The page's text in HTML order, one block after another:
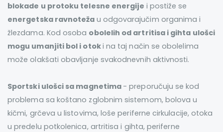
blokade u protoku telesne energije i postiže se
energetska ravnoteža u odgovarajučim organima i
žlezdama. Kod osoba obolelih od artritisa i gihta ulošci
mogu umanjiti bol i otoki na taj način se obolelima
može olakšati obavljanje svakodnevnih aktivnosti.
Sportski ulošci sa magnetima - preporučuju se kod
problema sa koštano zglobnim sistemom, bolova u
kičmi, grčeva u listovima, loše periferne cirkulacije, otoka
u predelu potkolenica, artritisa i gihta, periferne